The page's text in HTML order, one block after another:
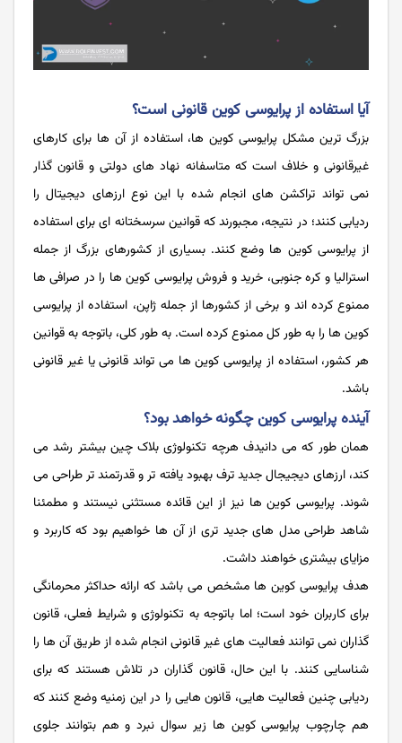
آیا استفاده از پرایوسی کوین قانونی است؟
بزرگ ترین مشکل پرایوسی کوین ها، استفاده از آن ها برای کارهای
غیرقانونی و خلاف است که متاسفانه نهاد های دولتی و قانون گذار
نمی تواند تراکشن های انجام شده با این نوع ارزهای دیجیتال را
ردیابی کنند؛ در نتیجه، مجبورند که قوانین سرسختانه ای برای استفاده
از پرایوسی کوین ها وضع کنند. بسیاری از کشورهای بزرگ از جمله
استرالیا و کره جنوبی، خرید و فروش پرایوسی کوین ها را در صرافی ها
ممنوع کرده ‌اند و برخی از کشورها از جمله ژاپن، استفاده از پرایوسی
کوین ها را به طور کل ممنوع کرده است. به طور کلی، باتوجه به قوانین
هر کشور، استفاده از پرایوسی کوین ها می تواند قانونی یا غیر قانونی
باشد.
آینده پرایوسی کوین چگونه خواهد بود؟
همان طور که می دانیدف هرچه تکنولوژی بلاک چین بیشتر رشد می
کند، ارزهای دیجیجال جدید ترف بهبود یافته تر و قدرتمند تر طراحی می
شوند. پرایوسی کوین ها نیز از این قائده مستثنی نیستند و مطمئنا
شاهد طراحی مدل های جدید تری از آن ها خواهیم بود که کاربرد و
مزایای بیشتری خواهند داشت.
هدف پرایوسی کوین ها مشخص می باشد که ارائه حداکثر محرمانگی
برای کاربران خود است؛ اما باتوجه به تکنولوژی و شرایط فعلی، قانون
گذاران نمی توانند فعالیت های غیر قانونی انجام شده از طریق آن ها را
شناسایی کنند. با این حال، قانون گذاران در تلاش هستند که برای
ردیابی چنین فعالیت هایی، قانون هایی را در این زمنیه وضع کنند که
هم چارچوب پرایوسی کوین ها زیر سوال نبرد و هم بتوانند جلوی